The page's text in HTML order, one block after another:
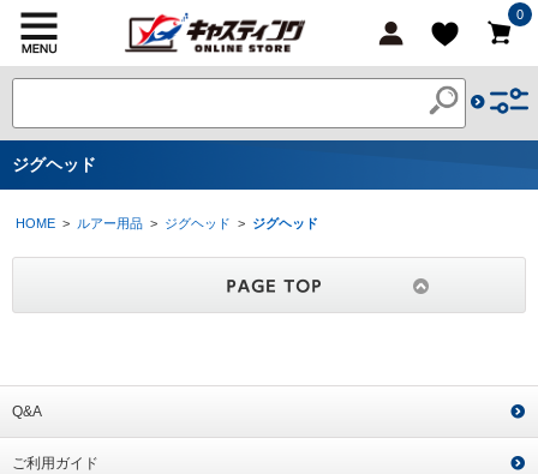
0
ジグヘッド
HOME > ルアー用品 > ジグヘッド > ジグヘッド
Q&A
ご利用ガイド